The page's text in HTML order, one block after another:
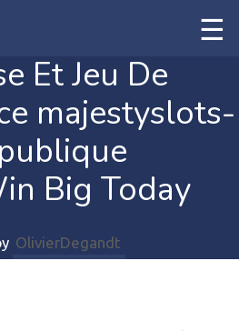
Home
Our Work
Services
Contact
Et Jeu De
majestyslots-
Big Today
OlivierDegandt